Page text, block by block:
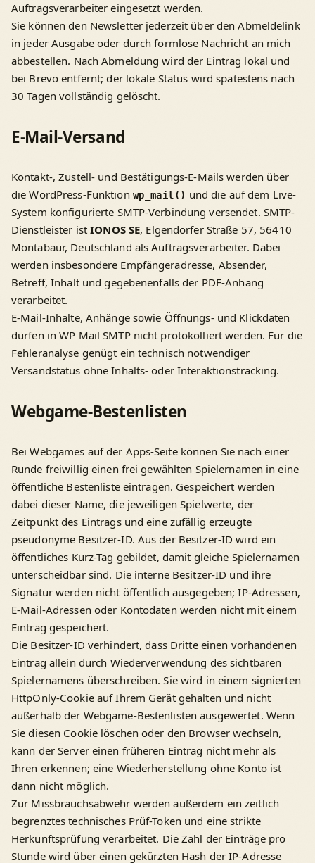
Auftragsverarbeiter eingesetzt werden.
Sie können den Newsletter jederzeit über den Abmeldelink
in jeder Ausgabe oder durch formlose Nachricht an mich
abbestellen. Nach Abmeldung wird der Eintrag lokal und
bei Brevo entfernt; der lokale Status wird spätestens nach
30 Tagen vollständig gelöscht.
E-Mail-Versand
Kontakt-, Zustell- und Bestätigungs-E-Mails werden über
die WordPress-Funktion wp_mail() und die auf dem Live-
System konfigurierte SMTP-Verbindung versendet. SMTP-
Dienstleister istIONOS SE, Elgendorfer Straße 57, 56410
Montabaur, Deutschland als Auftragsverarbeiter. Dabei
werden insbesondere Empfängeradresse, Absender,
Betreff, Inhalt und gegebenenfalls der PDF-Anhang
verarbeitet.
E-Mail-Inhalte, Anhänge sowie Öffnungs- und Klickdaten
dürfen in WP Mail SMTP nicht protokolliert werden. Für die
Fehleranalyse genügt ein technisch notwendiger
Versandstatus ohne Inhalts- oder Interaktionstracking.
Webgame-Bestenlisten
Bei Webgames auf der Apps-Seite können Sie nach einer
Runde freiwillig einen frei gewählten Spielernamen in eine
öffentliche Bestenliste eintragen. Gespeichert werden
dabei dieser Name, die jeweiligen Spielwerte, der
Zeitpunkt des Eintrags und eine zufällig erzeugte
pseudonyme Besitzer-ID. Aus der Besitzer-ID wird ein
öffentliches Kurz-Tag gebildet, damit gleiche Spielernamen
unterscheidbar sind. Die interne Besitzer-ID und ihre
Signatur werden nicht öffentlich ausgegeben; IP-Adressen,
E-Mail-Adressen oder Kontodaten werden nicht mit einem
Eintrag gespeichert.
Die Besitzer-ID verhindert, dass Dritte einen vorhandenen
Eintrag allein durch Wiederverwendung des sichtbaren
Spielernamens überschreiben. Sie wird in einem signierten
HttpOnly-Cookie auf Ihrem Gerät gehalten und nicht
außerhalb der Webgame-Bestenlisten ausgewertet. Wenn
Sie diesen Cookie löschen oder den Browser wechseln,
kann der Server einen früheren Eintrag nicht mehr als
Ihren erkennen; eine Wiederherstellung ohne Konto ist
dann nicht möglich.
Zur Missbrauchsabwehr werden außerdem ein zeitlich
begrenztes technisches Prüf-Token und eine strikte
Herkunftsprüfung verarbeitet. Die Zahl der Einträge pro
Stunde wird über einen gekürzten Hash der IP-Adresse